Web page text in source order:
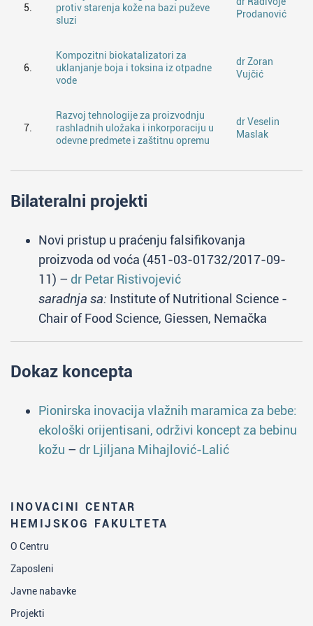
INOVACINI CENTAR
HEMIJSKOG FAKULTETA
O Centru
Zaposleni
Javne nabavke
Projekti
5.
protiv starenja kože na bazi puževe
sluzi
Prodanović
6.
Kompozitni biokatalizatori za
uklanjanje boja i toksina iz otpadne
vode
dr Zoran
Vujčić
7.
Razvoj tehnologije za proizvodnju
rashladnih uložaka i inkorporaciju u
odevne predmete i zaštitnu opremu
dr Veselin
Maslak
Bilateralni projekti
Novi pristup u praćenju falsifikovanja
proizvoda od voća (451-03-01732/2017-09-
11) – dr Petar Ristivojević
saradnja sa: Institute of Nutritional Science -
Chair of Food Science, Giessen, Nemačka
Dokaz koncepta
Pionirska inovacija vlažnih maramica za bebe:
ekološki orijentisani, održivi koncept za bebinu
kožu – dr Ljiljana Mihajlović-Lalić